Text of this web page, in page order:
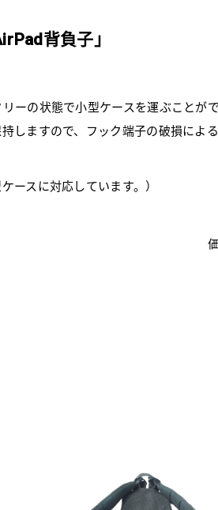
背負子」
ーの状態で小型ケースを運ぶことが
しますので、フック端子の破損によ
ースに対応しています。）